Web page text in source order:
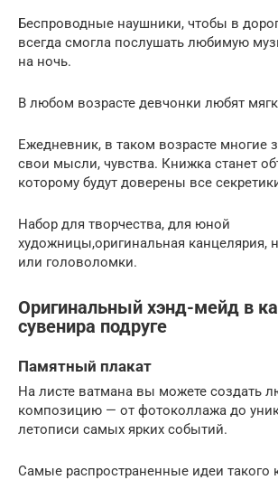
Беспроводные наушники, чтобы в
всегда смогла послушать любимую
на ночь.
В любом возрасте девчонки любят
Ежедневник, в таком возрасте многие
свои мысли, чувства. Книжка станет
которому будут доверены все
Набор для творчества, для юной
художницы,оригинальная канцелярия,
или головоломки.
Оригинальный хэнд-мейд в
сувенира подруге
Памятный плакат
На листе ватмана вы можете создать
композицию — от фотоколлажа до
летописи самых ярких событий.
Самые распространенные идеи такого